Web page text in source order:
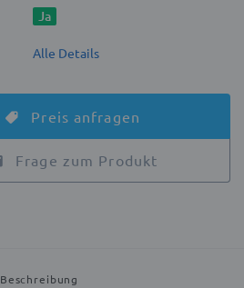
Ja
Alle Details
Preis anfragen
Frage zum Produkt
Beschreibung